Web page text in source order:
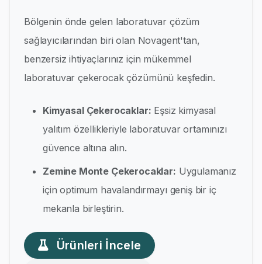
Bölgenin önde gelen laboratuvar çözüm
sağlayıcılarından biri olan Novagent'tan,
benzersiz ihtiyaçlarınız için mükemmel
laboratuvar çekerocak çözümünü keşfedin.
Kimyasal Çekerocaklar: Eşsiz kimyasal
yalıtım özellikleriyle laboratuvar ortamınızı
güvence altına alın.
Zemine Monte Çekerocaklar: Uygulamanız
için optimum havalandırmayı geniş bir iç
mekanla birleştirin.
Ürünleri İncele